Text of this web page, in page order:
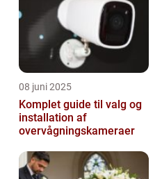
08 juni 2025
Komplet guide til valg og
installation af
overvågningskameraer